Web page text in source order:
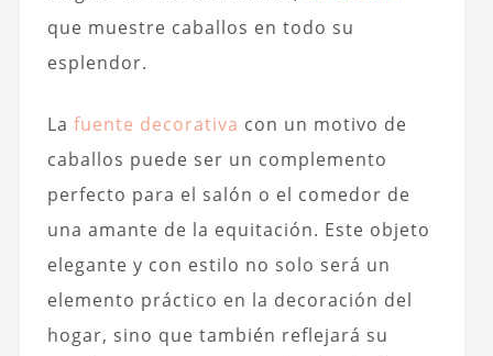
que muestre caballos en todo su
esplendor.
La fuente decorativa con un motivo de
caballos puede ser un complemento
perfecto para el salón o el comedor de
una amante de la equitación. Este objeto
elegante y con estilo no solo será un
elemento práctico en la decoración del
hogar, sino que también reflejará su